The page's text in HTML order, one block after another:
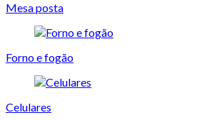
Mesa posta
Forno e fogão
Celulares